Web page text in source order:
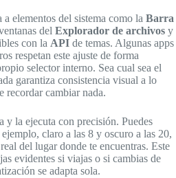
elementos del sistema como la Barra
del Explorador de archivos y
con la API de temas. Algunas apps
respetan este ajuste de forma
selector interno. Sea cual sea el
garantiza consistencia visual a lo
recordar cambiar nada.
y la ejecuta con precisión. Puedes
claro a las 8 y oscuro a las 20,
del lugar donde te encuentras. Este
evidentes si viajas o si cambias de
se adapta sola.